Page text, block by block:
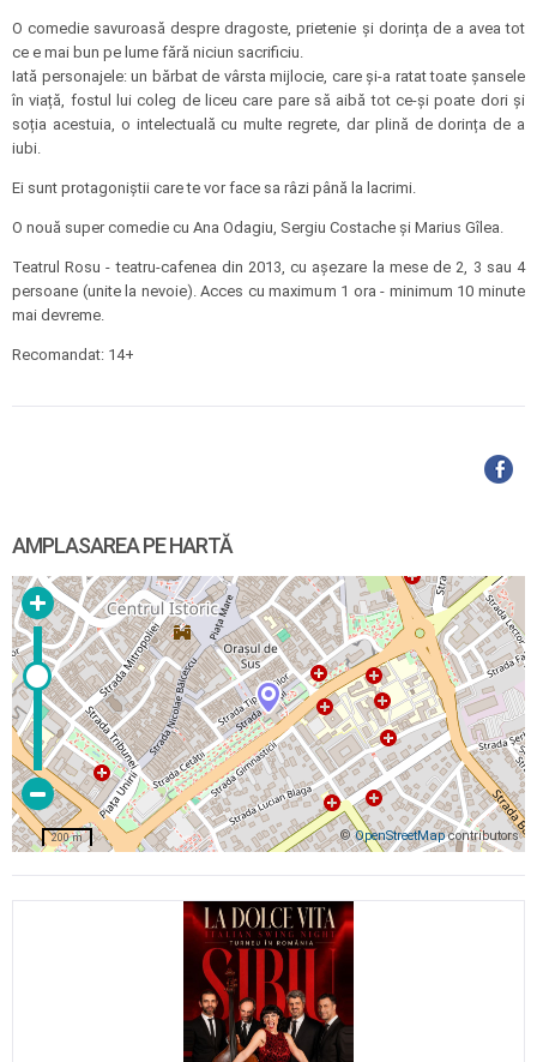
O comedie savuroasă despre dragoste, prietenie și dorința de a avea tot
ce e mai bun pe lume fără niciun sacrificiu.
Iată personajele: un bărbat de vârsta mijlocie, care și-a ratat toate șansele
în viață, fostul lui coleg de liceu care pare să aibă tot ce-și poate dori și
soția acestuia, o intelectuală cu multe regrete, dar plină de dorința de a
iubi.
Ei sunt protagoniștii care te vor face sa râzi până la lacrimi.
O nouă super comedie cu Ana Odagiu, Sergiu Costache și Marius Gîlea.
Teatrul Rosu - teatru-cafenea din 2013, cu așezare la mese de 2, 3 sau 4
persoane (unite la nevoie). Acces cu maximum 1 ora - minimum 10 minute
mai devreme.
Recomandat: 14+
AMPLASAREA PE HARTĂ
©OpenStreetMapcontributors
200 m